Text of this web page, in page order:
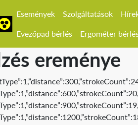
Események Szolgáltatások
Evezőpad bérlés Ergométer
ereménye